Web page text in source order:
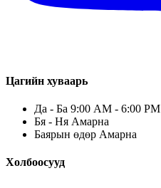
Цагийн хуваарь
Да - Ба 9:00 AM - 6:00 PM
Бя - Ня Амарна
Баярын өдөр Амарна
Холбоосууд